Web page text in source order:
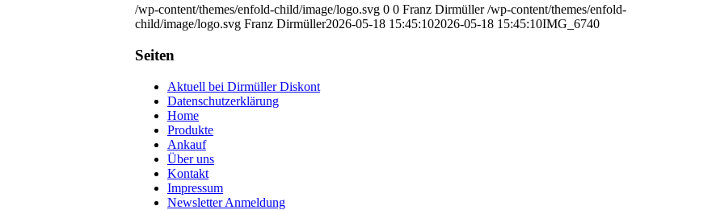
/wp-content/themes/enfold-child/image/logo.svg 0 0 Franz Dirmüller /wp-content/themes/enfold-
child/image/logo.svg Franz Dirmüller2026-05-18 15:45:102026-05-18 15:45:10IMG_6740
Seiten
Aktuell bei Dirmüller Diskont
Datenschutzerklärung
Home
Produkte
Ankauf
Über uns
Kontakt
Impressum
Newsletter Anmeldung